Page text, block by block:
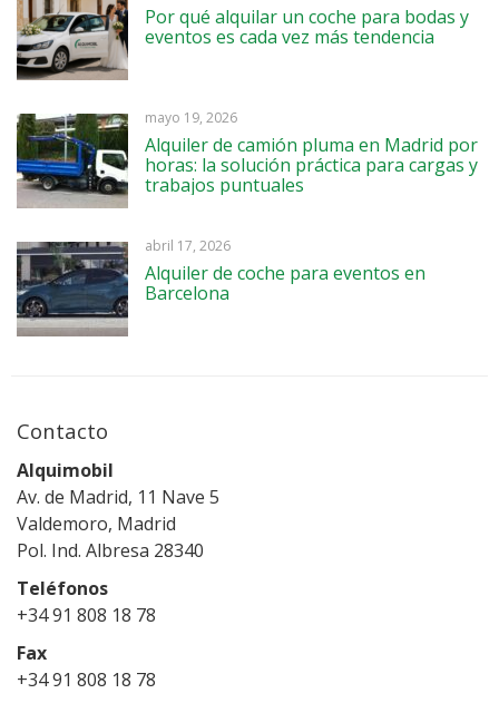
Por qué alquilar un coche para bodas y
eventos es cada vez más tendencia
mayo 19, 2026
Alquiler de camión pluma en Madrid por
horas: la solución práctica para cargas y
trabajos puntuales
abril 17, 2026
Alquiler de coche para eventos en
Barcelona
Contacto
Alquimobil
Av. de Madrid, 11 Nave 5
Valdemoro, Madrid
Pol. Ind. Albresa 28340
Teléfonos
+34 91 808 18 78
Fax
+34 91 808 18 78